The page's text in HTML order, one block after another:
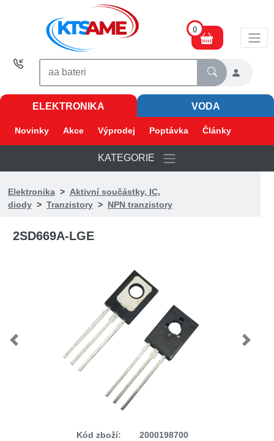
0
ELEKTRONIKA VODA
Novinky Akce Výprodej Poptávka Články
KATEGORIE
Elektronika> Aktivní součástky, IC,
diody> Tranzistory> NPN tranzistory
2SD669A-LGE
Previous Next
Kód zboží:
2000198700